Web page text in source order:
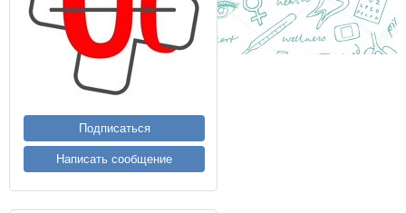
Подписаться
Написать сообщение